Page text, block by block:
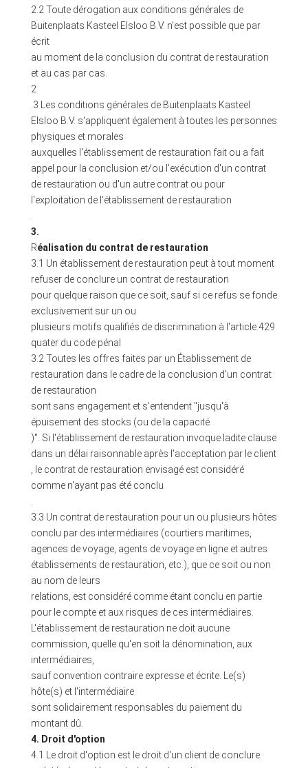
2.2 Toute dérogation aux conditions générales de
Buitenplaats Kasteel Elsloo B.V. n'est possible que par
écrit
au moment de la conclusion du contrat de restauration
et au cas par cas.
2
.3 Les conditions générales de Buitenplaats Kasteel
Elsloo B.V. s'appliquent également à toutes les personnes
physiques et morales
auxquelles l'établissement de restauration fait ou a fait
appel pour la conclusion et/ou l'exécution d'un contrat
de restauration ou d'un autre contrat ou pour
l'exploitation de l'établissement de restauration
3.
Réalisation du contrat de restauration
3.1 Un établissement de restauration peut à tout moment
refuser de conclure un contrat de restauration
pour quelque raison que ce soit, sauf si ce refus se fonde
exclusivement sur un ou
plusieurs motifs qualifiés de discrimination à l'article 429
quater du code pénal
3.2 Toutes les offres faites par un Établissement de
restauration dans le cadre de la conclusion d'un contrat
de restauration
sont sans engagement et s'entendent "jusqu'à
épuisement des stocks (ou de la capacité
)". Si l'établissement de restauration invoque ladite clause
dans un délai raisonnable après l'acceptation par le client
, le contrat de restauration envisagé est considéré
comme n'ayant pas été conclu
3.3 Un contrat de restauration pour un ou plusieurs hôtes
conclu par des intermédiaires (courtiers maritimes,
agences de voyage, agents de voyage en ligne et autres
établissements de restauration, etc.), que ce soit ou non
au nom de leurs
relations, est considéré comme étant conclu en partie
pour le compte et aux risques de ces intermédiaires.
L'établissement de restauration ne doit aucune
commission, quelle qu'en soit la dénomination, aux
intermédiaires,
sauf convention contraire expresse et écrite. Le(s)
hôte(s) et l'intermédiaire
sont solidairement responsables du paiement du
montant dû.
4. Droit d'option
4.1 Le droit d'option est le droit d'un client de conclure